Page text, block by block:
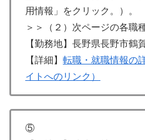
用情報」をクリック。）。
＞＞（２）次ページの各職
【勤務地】長野県長野市鶴
【詳細】 転職・就職情報の
イトへのリンク）
⑤